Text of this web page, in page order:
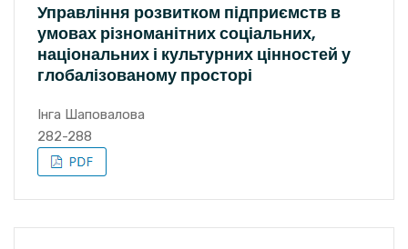
Управління розвитком підприємств в
умовах різноманітних соціальних,
національних і культурних цінностей у
глобалізованому просторі
Інга Шаповалова
282-288